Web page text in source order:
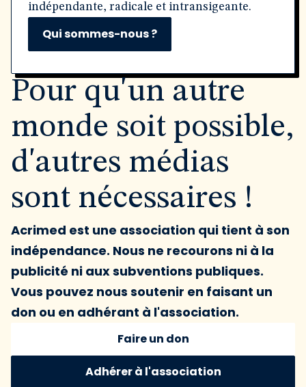
indépendante, radicale et intransigeante.
Qui sommes-nous ?
Pour qu'un autre
monde soit possible,
d'autres médias
sont nécessaires !
Acrimed est une association qui tient à son
indépendance. Nous ne recourons ni à la
publicité ni aux subventions publiques.
Vous pouvez nous soutenir en faisant un
don ou en adhérant à l'association.
Faire un don
Adhérer à l'association